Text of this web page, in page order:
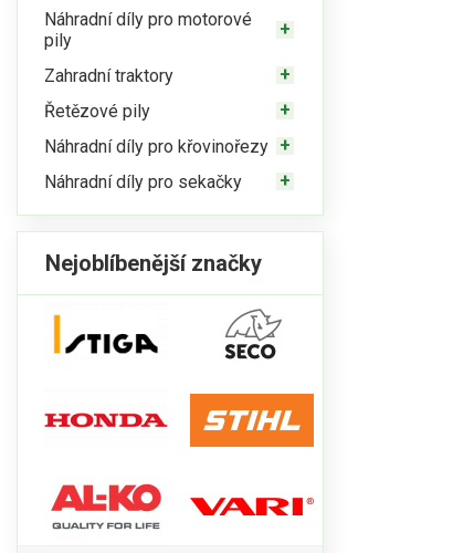
Náhradní díly pro motorové
pily
Zahradní traktory
Řetězové pily
Náhradní díly pro křovinořezy
Náhradní díly pro sekačky
Nejoblíbenější značky